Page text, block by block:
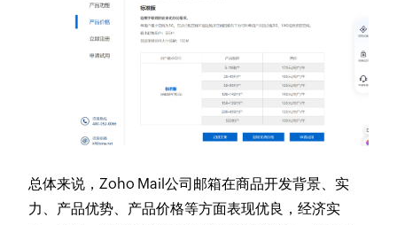
总体来说，Zoho Mail公司邮箱在商品开发背景、实
力、产品优势、产品价格等方面表现优良，经济实